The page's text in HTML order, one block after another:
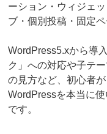
ーション・ウィジェ
ブ・個別投稿・固定
WordPress5.xから導
ク」への対応や子テ
の見方など、初心者
WordPressを本当に
です。